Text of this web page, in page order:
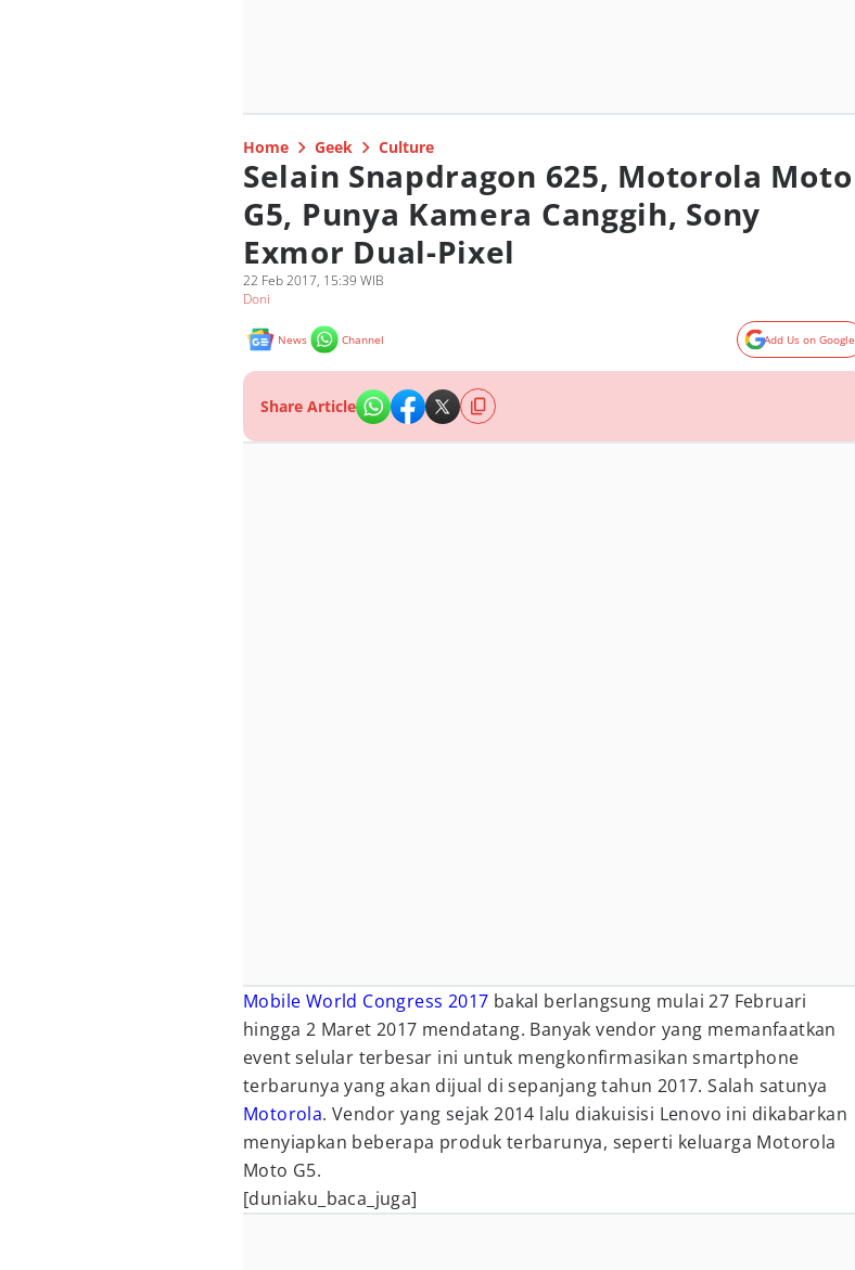
Home Geek Culture
Selain Snapdragon 625, Motorola Moto
G5, Punya Kamera Canggih, Sony
Exmor Dual-Pixel
22 Feb 2017, 15:39 WIB
Doni
News Channel Add Us on Google
Share Article
Mobile World Congress 2017 bakal berlangsung mulai 27 Februari
hingga 2 Maret 2017 mendatang. Banyak vendor yang memanfaatkan
event selular terbesar ini untuk mengkonfirmasikan smartphone
terbarunya yang akan dijual di sepanjang tahun 2017. Salah satunya
Motorola. Vendor yang sejak 2014 lalu diakuisisi Lenovo ini dikabarkan
menyiapkan beberapa produk terbarunya, seperti keluarga Motorola
Moto G5.
[duniaku_baca_juga]